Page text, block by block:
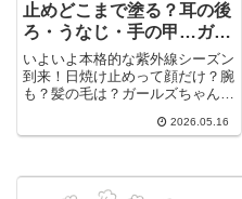
止めどこまで塗る？耳の後
ろ・うなじ・手の甲…ガル
民の盲点まとめ
いよいよ本格的な紫外線シーズン
到来！日焼け止めって顔だけ？腕
も？髪の毛は？ガールズちゃんね
2026.05.16